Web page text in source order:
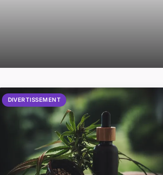
DIVERTISSEMENT